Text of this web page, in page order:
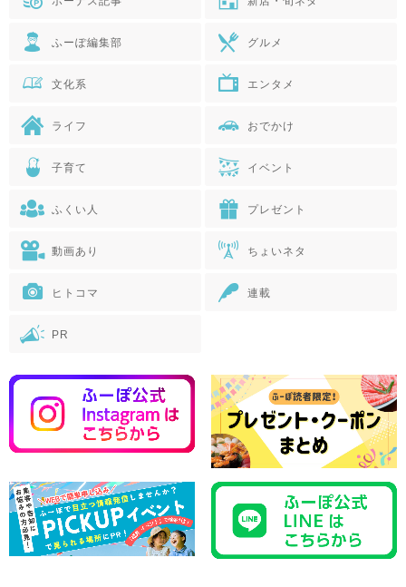
ふーぽ編集部 グルメ
文化系 エンタメ
ライフ おでかけ
子育て イベント
ふくい人 プレゼント
動画あり ちょいネタ
ヒトコマ 連載
PR